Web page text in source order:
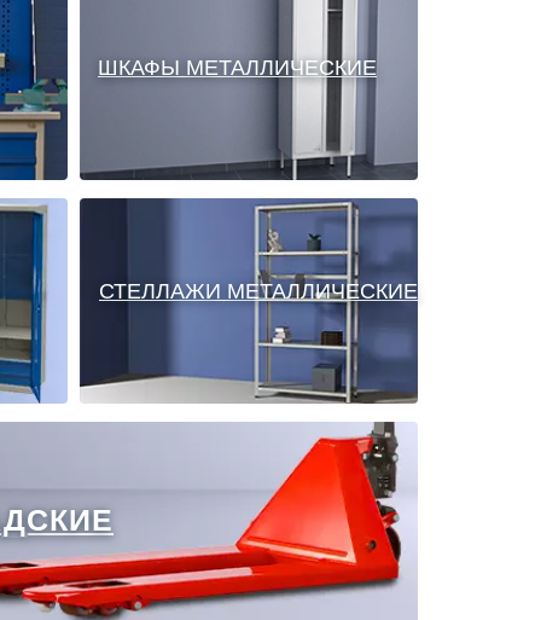
ШКАФЫ МЕТАЛЛИЧЕСКИЕ
СТЕЛЛАЖИ МЕТАЛЛИЧЕСКИЕ